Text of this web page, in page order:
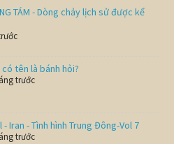
TÁM - Dòng chảy lịch sử được kể
tên là bánh hỏi?
trước
Iran - Tình hình Trung Đông-Vol 7
trước